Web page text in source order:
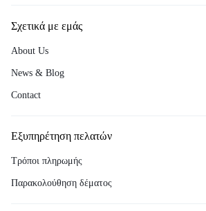
Σχετικά με εμάς
About Us
News & Blog
Contact
Εξυπηρέτηση πελατών
Τρόποι πληρωμής
Παρακολούθηση δέματος